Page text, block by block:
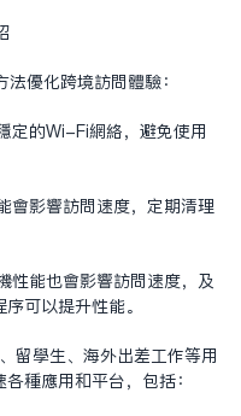
优化跨境访问体验：
定的Wi-Fi网络，避免使用
会影响访问速度，定期清理
性能也会影响访问速度，及
可以提升性能。
留学生、海外出差工作等用
种应用和平台，包括：